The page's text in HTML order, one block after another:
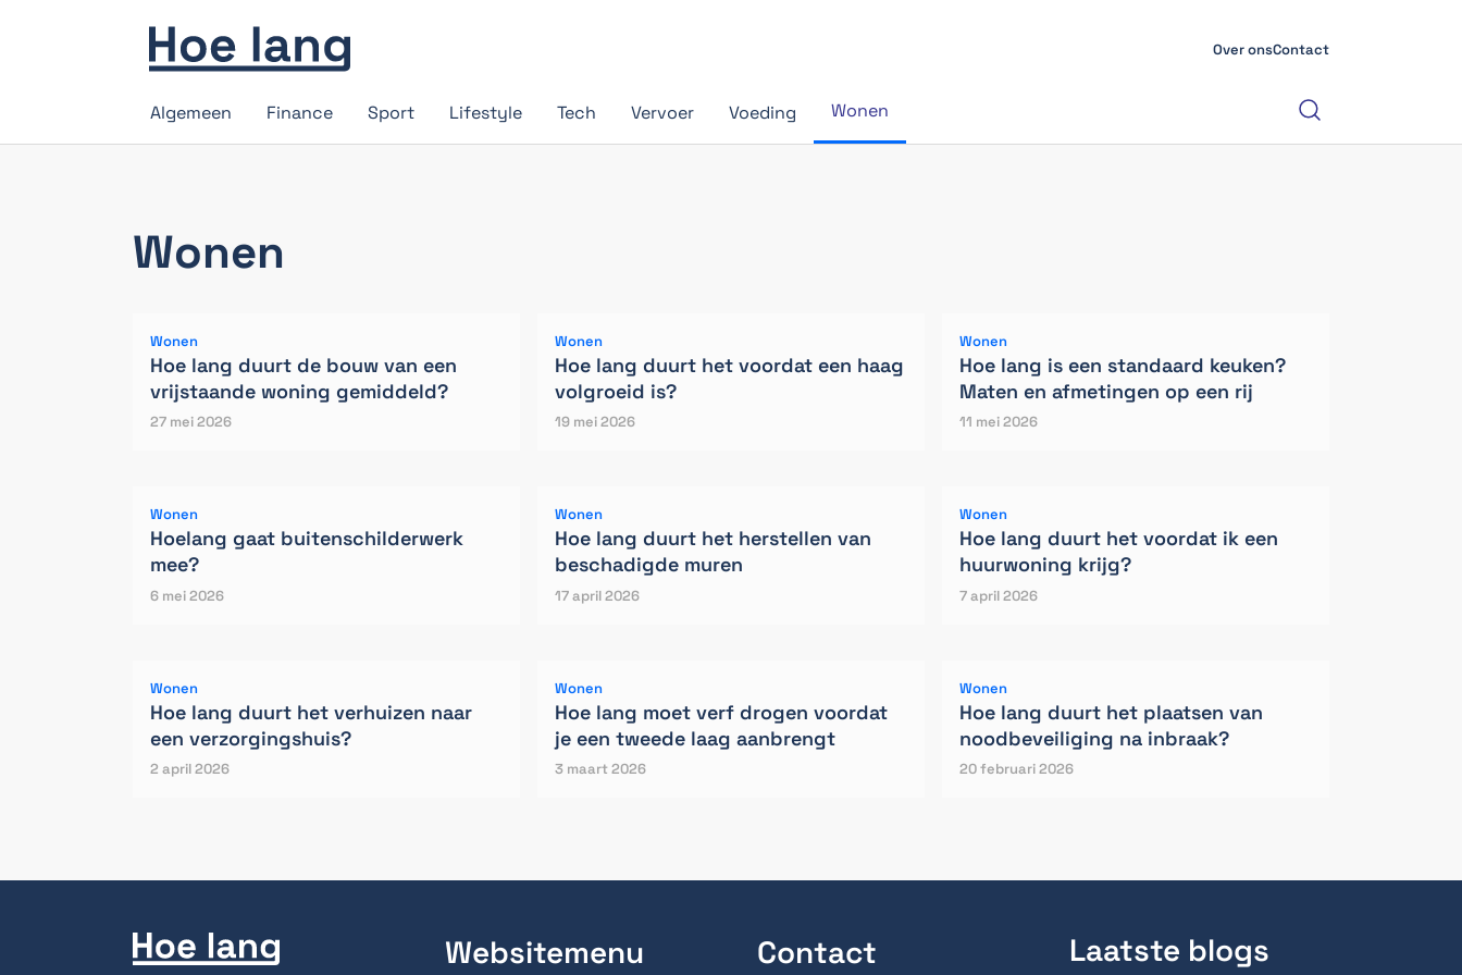
Over onsContact
Algemeen Finance Sport Lifestyle Tech Vervoer Voeding Wonen
Wonen
Wonen
Hoe lang duurt de bouw van een
vrijstaande woning gemiddeld?
27 mei 2026
Wonen
Hoe lang duurt het voordat een haag
volgroeid is?
19 mei 2026
Wonen
Hoe lang is een standaard keuken?
Maten en afmetingen op een rij
11 mei 2026
Wonen
Hoelang gaat buitenschilderwerk
mee?
6 mei 2026
Wonen
Hoe lang duurt het herstellen van
beschadigde muren
17 april 2026
Wonen
Hoe lang duurt het voordat ik een
huurwoning krijg?
7 april 2026
Wonen
Hoe lang duurt het verhuizen naar
een verzorgingshuis?
2 april 2026
Wonen
Hoe lang moet verf drogen voordat
je een tweede laag aanbrengt
3 maart 2026
Wonen
Hoe lang duurt het plaatsen van
noodbeveiliging na inbraak?
20 februari 2026
Websitemenu Contact Laatste blogs